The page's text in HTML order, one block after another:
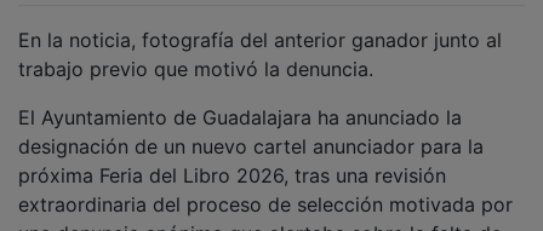
trabajo previo que motivó la denuncia.
designación de un nuevo cartel anunciador para la
próxima Feria del Libro 2026, tras una revisión
extraordinaria del proceso de selección motivada por
una denuncia anónima que alertaba sobre la falta de